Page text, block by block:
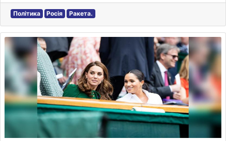
Політика Росія Ракета.